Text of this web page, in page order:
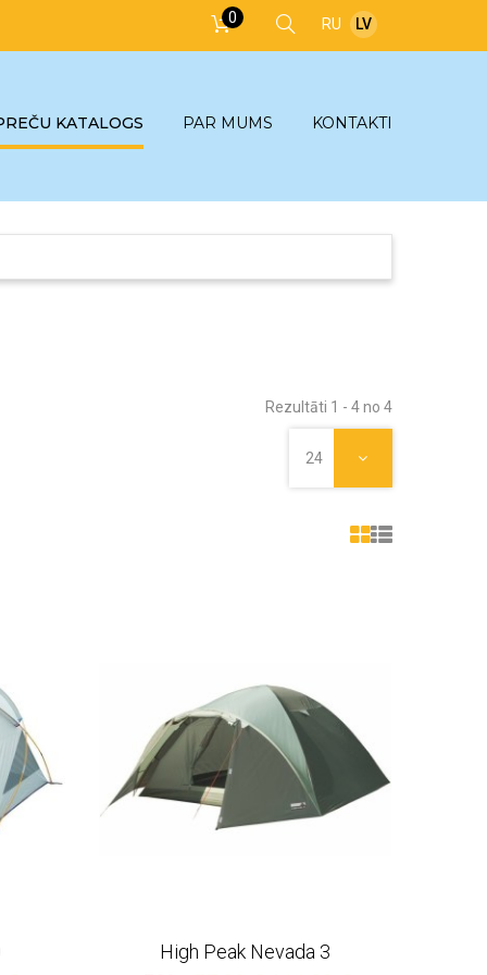
RU LV
0
KATALOGS PAR MUMS KONTAKTI
Rezultāti 1 - 4 no 4
24
High Peak Nevada 3